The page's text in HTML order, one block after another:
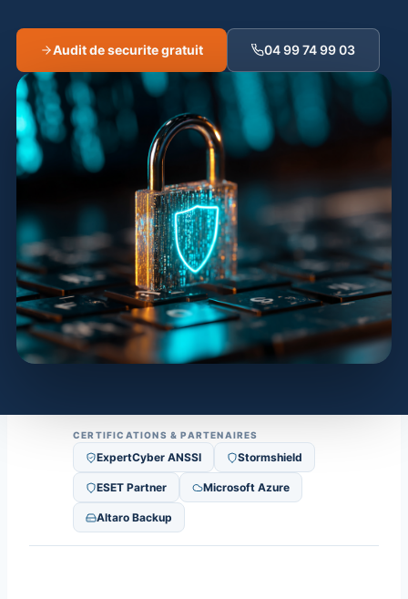
Audit de securite gratuit 04 99 74 99 03
CERTIFICATIONS & PARTENAIRES
ExpertCyber ANSSI Stormshield
ESET Partner Microsoft Azure
Altaro Backup